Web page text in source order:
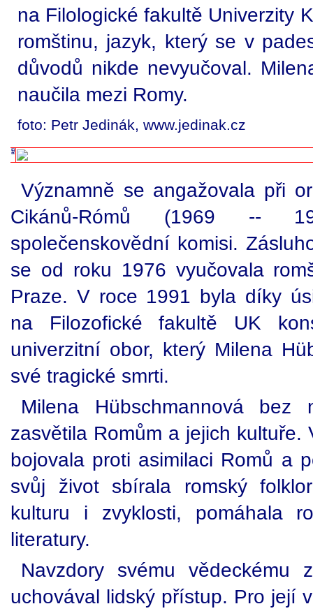
na Filologické fakultě Univerzity
romštinu, jazyk, který se v
důvodů nikde nevyučoval.
naučila mezi Romy.
foto: Petr Jedinák, www.jedinak.cz
Významně se angažovala při
Cikánů-Rómů (1969 --
společenskovědní komisi.
se od roku 1976 vyučovala
Praze. V roce 1991 byla díky
na Filozofické fakultě UK
univerzitní obor, který Milena
své tragické smrti.
Milena Hübschmannová
zasvětila Romům a jejich
bojovala proti asimilaci Romů a
svůj život sbírala romský
kulturu i zvyklosti, pomáhala
literatury.
Navzdory svému
uchovával lidský přístup. Pro její